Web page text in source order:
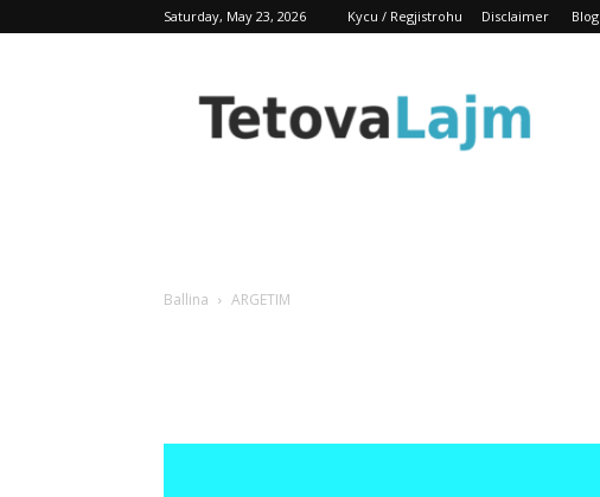
Saturday, May 23, 2026 Kycu / Regjistrohu Disclaimer Blog
Ballina ARGETIM